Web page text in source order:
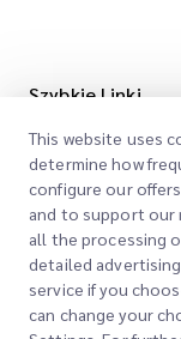
Szybkie Linki
Lokalizacje Biur
Poproś o Wycenę
Logowanie
Rejestracja
Firma
O Nas
Kariera
BLOG
Nasze Usługi
Express customs
This website uses
determine how
configure our
and to support our
all the processing
detailed
service if you
can change your